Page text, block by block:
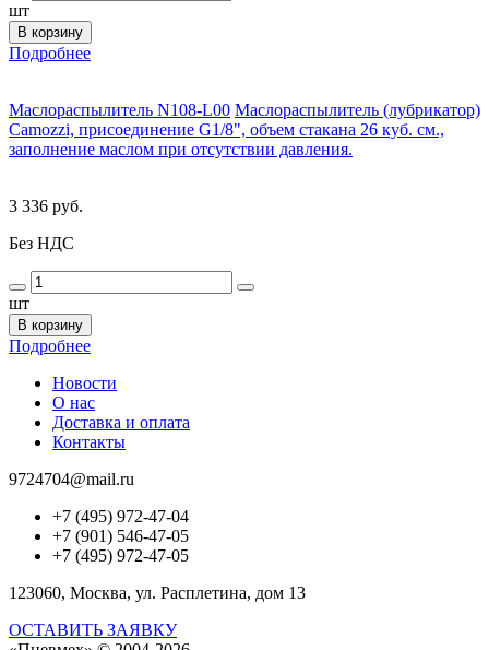
шт
В корзину
Подробнее
Маслораспылитель N108-L00 Маслораспылитель (лубрикатор)
Camozzi, присоединение G1/8", объем стакана 26 куб. см.,
заполнение маслом при отсутствии давления.
3 336 руб.
Без НДС
шт
В корзину
Подробнее
Новости
О нас
Доставка и оплата
Контакты
9724704@mail.ru
+7 (495) 972-47-04
+7 (901) 546-47-05
+7 (495) 972-47-05
123060, Москва, ул. Расплетина, дом 13
ОСТАВИТЬ ЗАЯВКУ